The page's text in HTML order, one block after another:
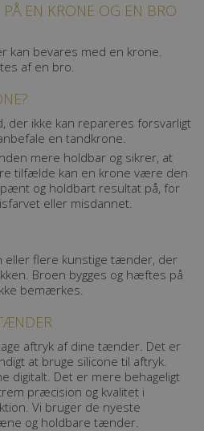
PÅ EN KRONE OG EN BRO
bevares med en krone.
af en bro.
der ikke kan repareres forsvarligt
en tandkrone.
mere holdbar og sikrer, at
tilfælde kan en krone være den
og holdbart resultat på, for
eller misdannet.
eller flere kunstige tænder, der
Broen bygges og hæftes på
bemærkes.
aftryk af dine tænder. Det er
at bruge silicone til aftryk.
digitalt. Det er mere behageligt
præcision og kvalitet i
Vi bruger de nyeste
og holdbare tænder.